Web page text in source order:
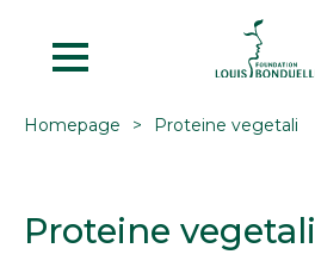
Homepage Proteine vegetali
Proteine vegetali